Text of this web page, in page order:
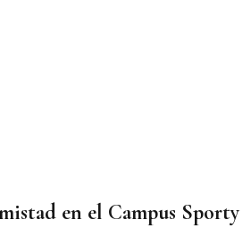
en el Campus Sporty